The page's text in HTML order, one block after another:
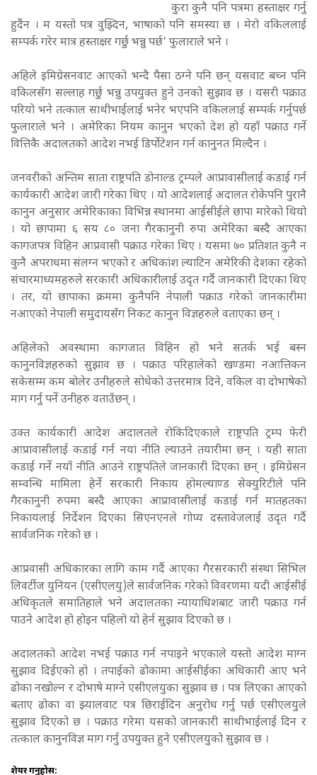
कुरा कुनै पनि पत्रमा हस्ताक्षर गर्नु
हुदैंन । म यस्तो पत्र वुझ्दिन, भाषाको पनि समस्या छ । मेरो वकिललाई
सम्पर्क गरेर मात्र हस्ताक्षर गर्छु भन्नु पर्छ' फुलाराले भने ।
अहिले इमिग्रेसनवाट आएको भन्दै पैसा ठग्ने पनि छन् यसवाट बच्न पनि
वकिलसँग सल्लाह गर्छु भन्नु उपयुक्त हुने उनको सुझाव छ । यसरी पक्राउ
परियो भने तत्काल साथीभाईलाई भनेर भएपनि वकिललाई सम्पर्क गर्नुपर्छ
फुलाराले भने । अमेरिका नियम कानुन भएको देश हो यहाँ पक्राउ गर्ने
वित्तिकै अदालतको आदेश नभई डिर्पोटेशन गर्न कानुनत मिल्दैन ।
जनवरीको अन्तिम साता राष्ट्रपति डोनाल्ड ट्रम्पले आप्रावासीलाई कडाई गर्न
कार्यकारी आदेश जारी गरेका थिए । यो आदेशलाई अदालत रोकेपनि पुरानै
कानुन अनुसार अमेरिकाका विभिन्न स्थानमा आईसीईले छापा मारेको थियो
। यो छापामा ६ सय ८० जना गैरकानुनी रुपा अमेरिका बस्दै आएका
कागजपत्र विहिन आप्रवासी पक्राउ गरेका थिए । यसमा ७० प्रतिशत कुनै न
कुनै अपराधमा संलग्न भएको र अधिकांश ल्याटिन अमेरिकी देशका रहेको
संचारमाध्यमहरुले सरकारी अधिकारीलाई उदृत गर्दै जानकारी दिएका थिए
। तर, यो छापाका क्रममा कुनैपनि नेपाली पक्राउ गरेको जानकारीमा
नआएको नेपाली समुदायसँग निकट कानुन विज्ञहरुले वताएका छन् ।
अहिलेको अवस्थामा कागजात विहिन हो भने सतर्क भई बस्न
कानुनविज्ञहरुको सुझाव छ । पक्राउ परिहालेको खण्डमा नआत्तिकन
सकेसम्म कम बोलेर उनीहरुले सोधेको उत्तरमात्र दिने, वकिल वा दोभाषेको
माग गर्नु पर्ने उनीहरु वताउँछन् ।
उक्त कार्यकारी आदेश अदालतले रोकिदिएकाले राष्ट्रपति ट्रम्प फेरी
आप्रावासीलाई कडाई गर्न नयां नीति ल्याउने तयारीमा छन् । यही साता
कडाई गर्ने नयाँ नीति आउने राष्ट्रपतिले जानकारी दिएका छन् । इमिग्रेसन
सम्वन्धि मामिला हेर्ने सरकारी निकाय होमल्याण्ड सेक्युरिटीले पनि
गैरकानुनी रुपमा बस्दै आएका आप्रावासीलाई कडाई गर्न मातहतका
निकायलाई निर्देशन दिएका सिएनएनले गोप्य दस्तावेजलाई उदृत गर्दै
सार्वजनिक गरेको छ ।
आप्रवासी अधिकारका लागि काम गर्दै आएका गैरसरकारी संस्था सिभिल
लिवर्टीज युनियन (एसीएलयु)ले सार्वजनिक गरेको विवरणमा यदी आईसीई
अधिकृतले समातिहाले भने अदालतका न्यायाधिशबाट जारी पक्राउ गर्न
पाउने आदेश हो होइन पहिलो यो हेर्न सुझाव दिएको छ ।
अदालतको आदेश नभई पक्राउ गर्न नपाइने भएकाले यस्तो आदेश माग्न
सुझाव दिईएको हो । तपाईको ढोकामा आईसीईका अधिकारी आए भने
ढोका नखोल्न र दोभाषे माग्ने एसीएलयुका सुझाव छ । पत्र लिएका आएको
बताए ढोका वा झ्यालवाट पत्र छिराईदिन अनुरोध गर्नु पर्छ एसीएलयुले
सुझाव दिएको छ । पक्राउ गरेमा यसको जानकारी साथीभाईलाई दिन र
तत्काल कानुनविज्ञ माग गर्नु उपयुक्त हुने एसीएलयुको सुझाव छ ।
शेयर गर्नुहोस: